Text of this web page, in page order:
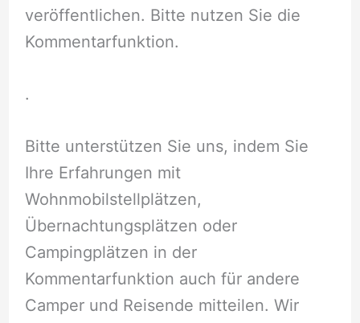
veröffentlichen. Bitte nutzen Sie die
Kommentarfunktion.
.
Bitte unterstützen Sie uns, indem Sie
Ihre Erfahrungen mit
Wohnmobilstellplätzen,
Übernachtungsplätzen oder
Campingplätzen in der
Kommentarfunktion auch für andere
Camper und Reisende mitteilen. Wir